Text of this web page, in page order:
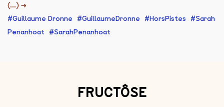
(...) →
Guillaume Dronne
GuillaumeDronne HorsPistes
Sarah
Penanhoat
SarahPenanhoat
FRUCTÔSE